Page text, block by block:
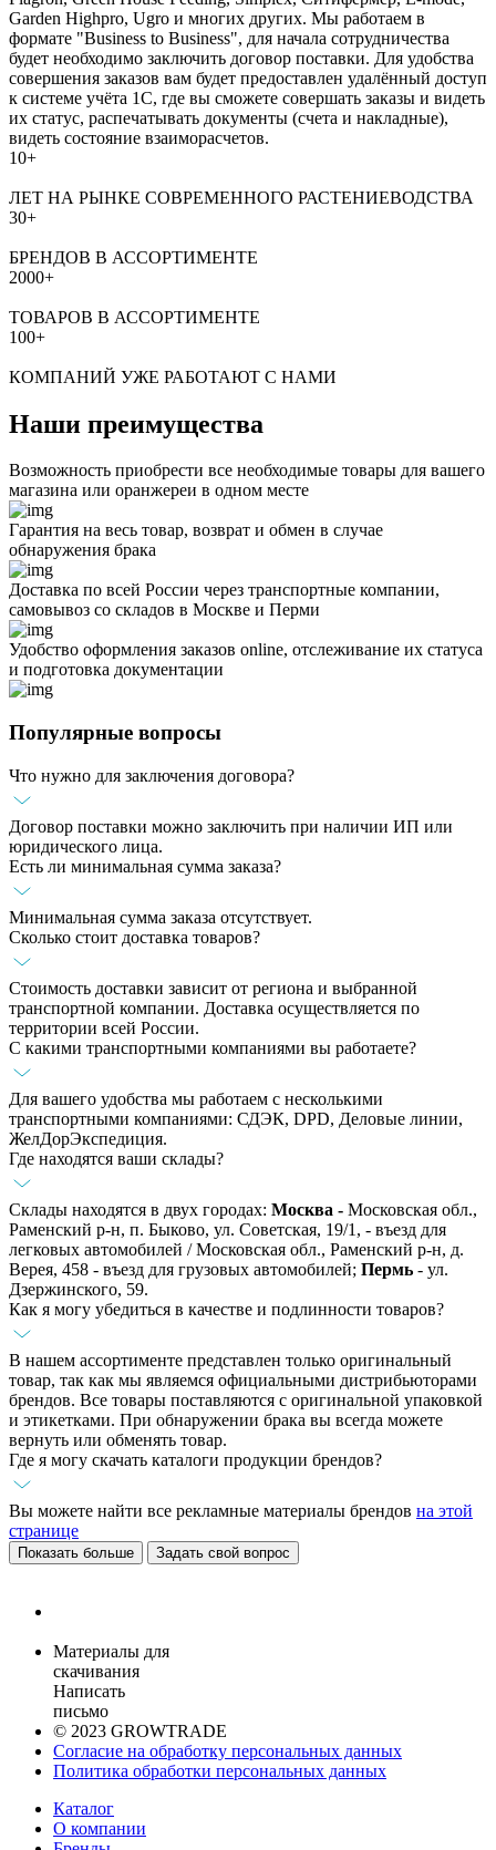
Garden Highpro, Ugro и многих других. Мы работаем в
формате "Business to Business", для начала сотрудничества
будет необходимо заключить договор поставки. Для удобства
совершения заказов вам будет предоставлен удалённый доступ
к системе учёта 1С, где вы сможете совершать заказы и видеть
их статус, распечатывать документы (счета и накладные),
видеть состояние взаиморасчетов.
10+
ЛЕТ НА РЫНКЕ СОВРЕМЕННОГО РАСТЕНИЕВОДСТВА
30+
БРЕНДОВ В АССОРТИМЕНТЕ
2000+
ТОВАРОВ В АССОРТИМЕНТЕ
100+
КОМПАНИЙ УЖЕ РАБОТАЮТ С НАМИ
Наши преимущества
Возможность приобрести все необходимые товары для вашего
магазина или оранжереи в одном месте
Гарантия на весь товар, возврат и обмен в случае
обнаружения брака
Доставка по всей России через транспортные компании,
самовывоз со складов в Москве и Перми
Удобство оформления заказов online, отслеживание их статуса
и подготовка документации
Популярные вопросы
Что нужно для заключения договора?
Договор поставки можно заключить при наличии ИП или
юридического лица.
Есть ли минимальная сумма заказа?
Минимальная сумма заказа отсутствует.
Сколько стоит доставка товаров?
Стоимость доставки зависит от региона и выбранной
транспортной компании. Доставка осуществляется по
территории всей России.
С какими транспортными компаниями вы работаете?
Для вашего удобства мы работаем с несколькими
транспортными компаниями: СДЭК, DPD, Деловые линии,
ЖелДорЭкспедиция.
Где находятся ваши склады?
Склады находятся в двух городах: Москва - Московская обл.,
Раменский р-н, п. Быково, ул. Советская, 19/1, - въезд для
легковых автомобилей / Московская обл., Раменский р-н, д.
Верея, 458 - въезд для грузовых автомобилей; Пермь - ул.
Дзержинского, 59.
Как я могу убедиться в качестве и подлинности товаров?
В нашем ассортименте представлен только оригинальный
товар, так как мы являемся официальными дистрибьюторами
брендов. Все товары поставляются с оригинальной упаковкой
и этикетками. При обнаружении брака вы всегда можете
вернуть или обменять товар.
Где я могу скачать каталоги продукции брендов?
Вы можете найти все рекламные материалы брендов на этой
странице
Показать больше Задать свой вопрос
Материалы для
скачивания
Написать
письмо
© 2023 GROWTRADE
Согласие на обработку персональных данных
Политика обработки персональных данных
Каталог
О компании